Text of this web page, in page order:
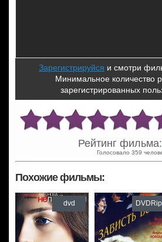
Зарегистрируйся и смотри
Минимальное количество
зарегистрированных
Рейтинг фильма:
Голосовало 359
Похожие фильмы:
dvd DVDRip